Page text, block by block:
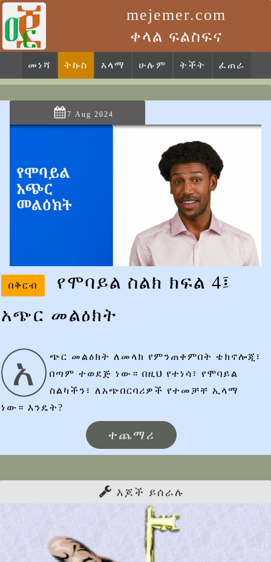
mejemer.com
ቀላል ፍልስፍና
መነሻ ትኩስ አላማ ሁሉም ትችት ፈጠራ
7 Aug 2024
በቅርብ
የሞባይል ስልክ ክፍል 4፤
አጭር መልዕክት
አ
ጭር መልዕክት ለመላክ የምንጠቀምበት ቴክኖሎጂ፣
በጣም ተወደጅ ነው። በዚህ የተነሳ፣ የሞባይል
ስልካችን፣ ለአጭበርባሪዎች የተመቻቸ ኢላማ
ነው። እንዴት?
ተጨማሪ
እጆች ይሰራሉ